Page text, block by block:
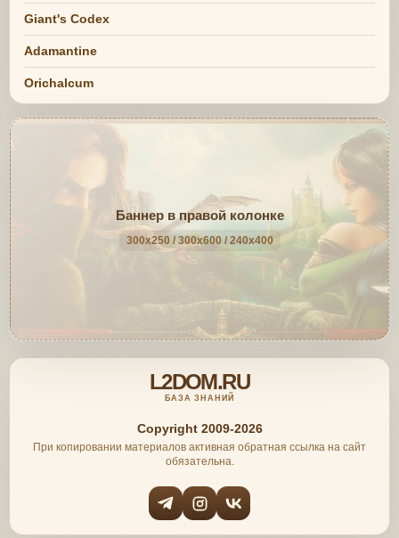
Giant's Codex
Adamantine
Orichalcum
Баннер в правой колонке
300x250 / 300x600 / 240x400
L2DOM.RU
БАЗА ЗНАНИЙ
Copyright 2009-2026
При копировании материалов активная обратная ссылка на сайт
обязательна.